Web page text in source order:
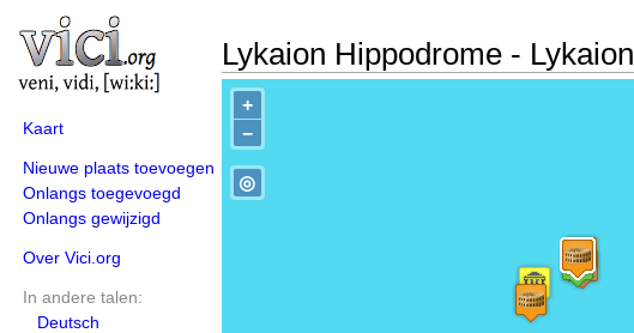
Kaart
Nieuwe plaats toevoegen
Onlangs toegevoegd
Onlangs gewijzigd
Over Vici.org
In andere talen:
Deutsch
Lykaion Hippodrome - Lykaion
+
−
◎